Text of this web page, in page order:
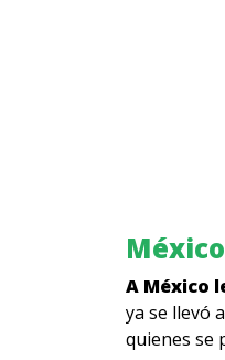
A México
ya se llevó
quienes se